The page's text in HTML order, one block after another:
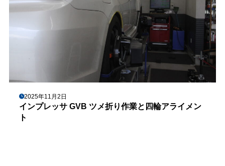
2025年11月2日
インプレッサ GVB ツメ折り作業と四輪アライメン
ト